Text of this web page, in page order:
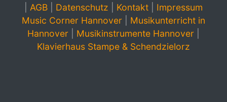
AGB Datenschutz Kontakt
Impressum
Music Corner Hannover
Musikunterricht in
Hannover
Musikinstrumente Hannover
Klavierhaus Stampe & Schendzielorz